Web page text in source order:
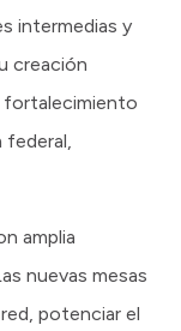
intermedias y
creación
fortalecimiento
amplia
nuevas mesas
potenciar el